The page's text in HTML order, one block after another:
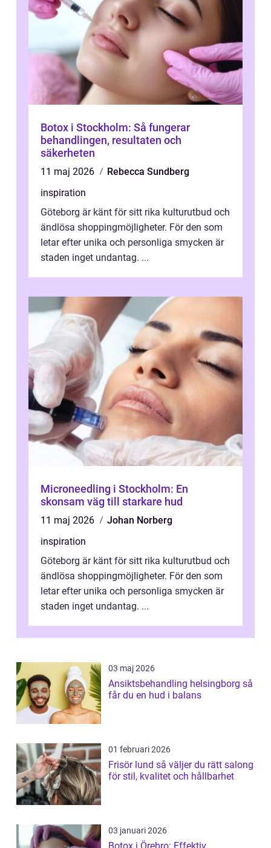
Botox i Stockholm: Så fungerar
behandlingen, resultaten och
säkerheten
11 maj 2026
Rebecca Sundberg
inspiration
Göteborg är känt för sitt rika kulturutbud och
ändlösa shoppingmöjligheter. För den som
letar efter unika och personliga smycken är
staden inget undantag. ...
Microneedling i Stockholm: En
skonsam väg till starkare hud
11 maj 2026
Johan Norberg
inspiration
Göteborg är känt för sitt rika kulturutbud och
ändlösa shoppingmöjligheter. För den som
letar efter unika och personliga smycken är
staden inget undantag. ...
03 maj 2026
Ansiktsbehandling helsingborg så
får du en hud i balans
01 februari 2026
Frisör lund så väljer du rätt salong
för stil, kvalitet och hållbarhet
03 januari 2026